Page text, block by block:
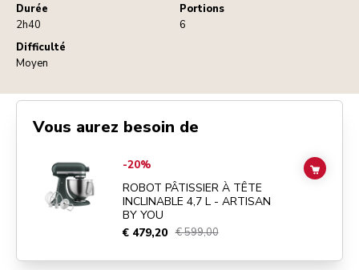
Durée
2h40
Portions
6
Difficulté
Moyen
Vous aurez besoin de
Go toROBOT PÂTISSIER À TÊTE INCLINABLE 4,7 L - ARTISAN BY
-20%
ROBOT PÂTISSIER À TÊTE
INCLINABLE 4,7 L - ARTISAN
BY YOU
€ 479,20 € 599,00
ADD